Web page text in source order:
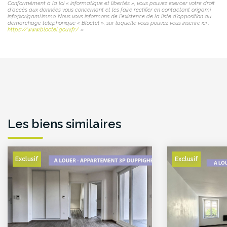
Conformément à la loi « informatique et libertés », vous pouvez exercer votre droit
d'accès aux données vous concernant et les faire rectifier en contactant origami
info@origami.immo. Nous vous informons de l'existence de la liste d'opposition au
démarchage téléphonique « Bloctel », sur laquelle vous pouvez vous inscrire ici :
https://www.bloctel.gouv.fr/ »
Les biens similaires
Exclusif Exclusif